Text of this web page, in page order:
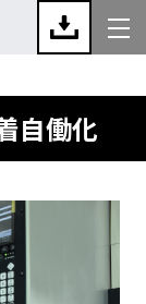
自働化